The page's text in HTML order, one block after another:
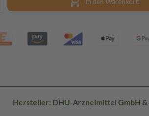
Hersteller: DHU-Arzneimittel GmbH &